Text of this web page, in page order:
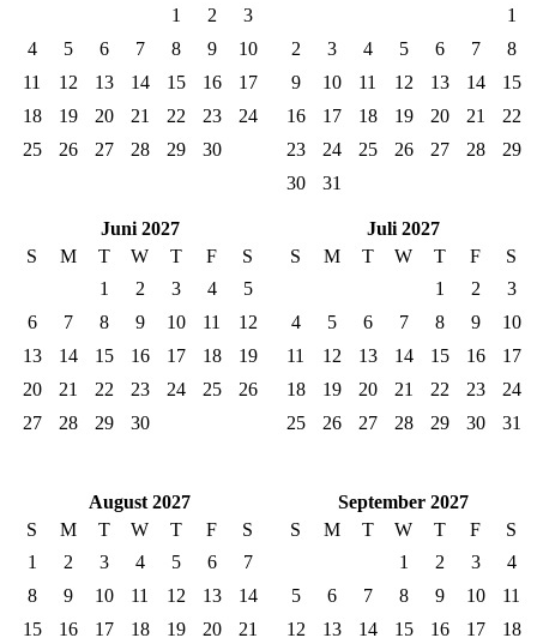
1
2
3
4
5 6 7 8 9
10
11
12 13 14 15 16
17
18
19 20 21 22 23
24
25
26 27 28 29 30
1
2
3 4 5 6 7
8
9
10 11 12 13 14
15
16
17 18 19 20 21
22
23
24 25 26 27 28
29
30
31
Juni 2027
S
M T W T F
S
1
2 3 4
5
6
7 8 9 10 11
12
13
14 15 16 17 18
19
20
21 22 23 24 25
26
27
28 29 30
Juli 2027
S
M T W T F
S
1
2
3
4
5 6 7 8 9
10
11
12 13 14 15 16
17
18
19 20 21 22 23
24
25
26 27 28 29 30 31
August 2027
S
M T W T F
S
1
2 3 4 5 6
7
8
9 10 11 12 13
14
15
16 17 18 19 20
21
September 2027
S
M T W T F
S
1
2 3
4
5
6 7 8 9 10
11
12
13 14 15 16 17
18